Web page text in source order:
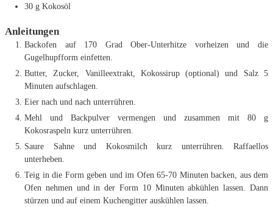
30 g Kokosöl
Anleitungen
Backofen auf 170 Grad Ober-Unterhitze vorheizen und die
Gugelhupfform einfetten.
Butter, Zucker, Vanilleextrakt, Kokossirup (optional) und Salz 5
Minuten aufschlagen.
Eier nach und nach unterrühren.
Mehl und Backpulver vermengen und zusammen mit 80 g
Kokosraspeln kurz unterrühren.
Saure Sahne und Kokosmilch kurz unterrühren. Raffaellos
unterheben.
Teig in die Form geben und im Ofen 65-70 Minuten backen, aus dem
Ofen nehmen und in der Form 10 Minuten abkühlen lassen. Dann
stürzen und auf einem Kuchengitter auskühlen lassen.